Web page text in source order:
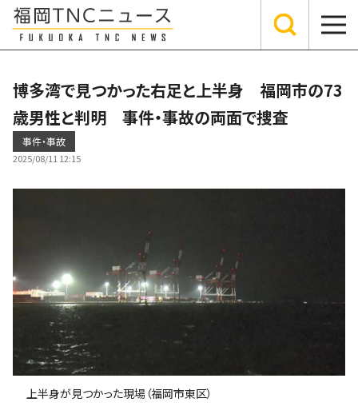
博多湾で見つかった右足と上半身 福岡市の73
歳男性と判明 事件・事故の両面で捜査
事件・事故
2025/08/11 12:15
上半身が見つかった現場（福岡市東区）